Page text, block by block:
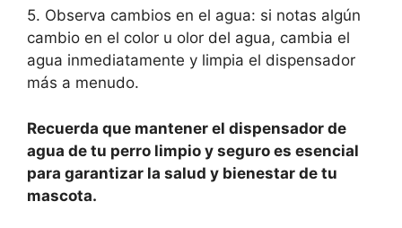
5. Observa cambios en el agua: si notas algún
cambio en el color u olor del agua, cambia el
agua inmediatamente y limpia el dispensador
más a menudo.
Recuerda que mantener el dispensador de
agua de tu perro limpio y seguro es esencial
para garantizar la salud y bienestar de tu
mascota.